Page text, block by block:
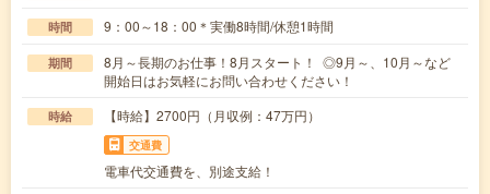
時間 9：00～18：00＊実働8時間/休憩1時間
期間
8月～長期のお仕事！8月スタート！ ◎9月～、10月～など
開始日はお気軽にお問い合わせください！
時給 【時給】2700円（月収例：47万円）
交通費
電車代交通費を、別途支給！